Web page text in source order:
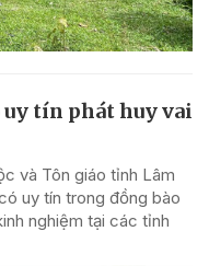
uy tín phát huy vai
và Tôn giáo tỉnh Lâm
uy tín trong đồng bào
nghiệm tại các tỉnh